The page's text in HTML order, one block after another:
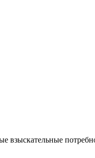
взыскательные